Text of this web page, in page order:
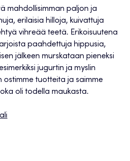
mahdollisimman paljon ja
erilaisia hilloja, kuivattuja
vihreää teetä. Erikoisuutena
paahdettuja hippusia,
jälkeen murskataan pieneksi
jugurtin ja myslin
ostimme tuotteita ja saimme
oli todella maukasta.